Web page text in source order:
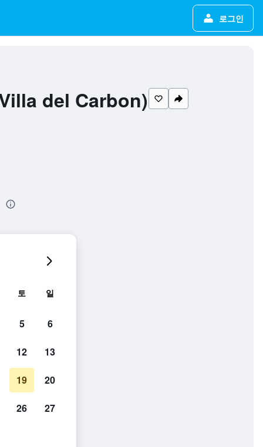
로그인
del Carbon)
토 일
5 6
12 13
19 20
26 27